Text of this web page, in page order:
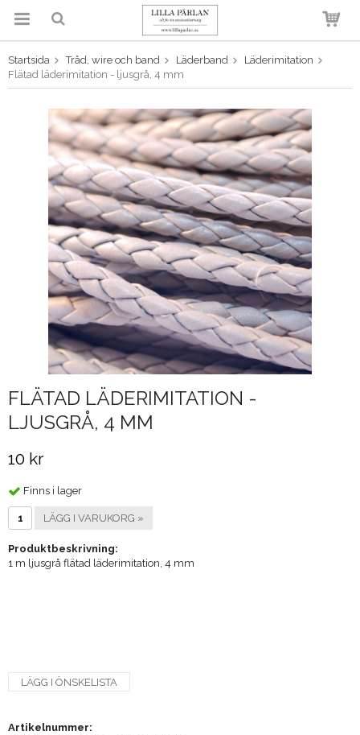
Produkten har blivit tillagd i
varukorgen
Startsida Tråd, wire och band Läderband
Läderimitation
Flätad läderimitation - ljusgrå, 4 mm
FLÄTAD LÄDERIMITATION -
LJUSGRÅ, 4 MM
10 kr
Finns i lager
LÄGG I VARUKORG »
Produktbeskrivning:
1 m ljusgrå flätad läderimitation, 4 mm
LÄGG I ÖNSKELISTA
Artikelnummer: